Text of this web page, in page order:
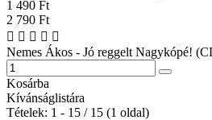
1 490 Ft
2 790 Ft
Nemes Ákos - Jó reggelt Nagykópé!
Kosárba
Kívánságlistára
Tételek: 1 - 15 / 15 (1 oldal)